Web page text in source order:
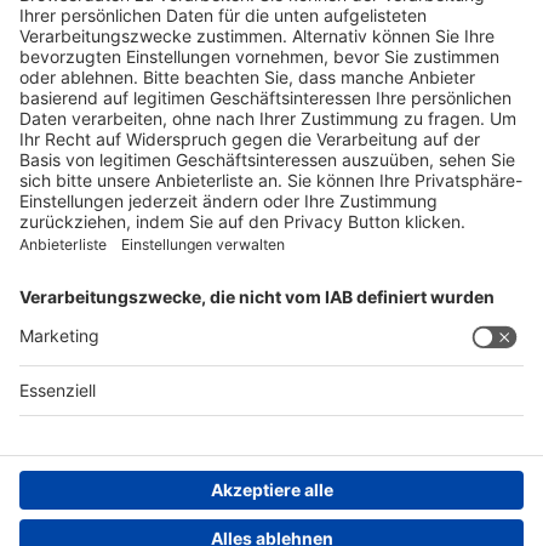
Für Meldungen von unerwünschten Arzneimittelwirkungen zu
einem Medikament von Spirig HealthCare AG
Tel. +41 62 388 85 88
pharmacovigilance@spirig-healthcare.ch
FOLGEN SIE UNS
AGB
Datenschutzerklärung
Datenschutzhinweis
Compliance